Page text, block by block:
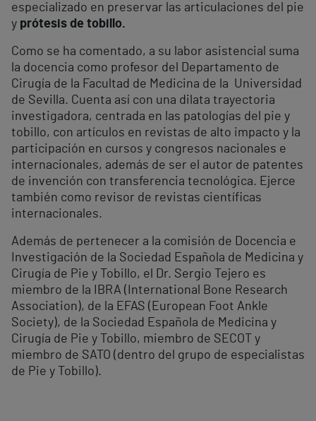
especializado en preservar las articulaciones del pie
y prótesis de tobillo.
Como se ha comentado, a su labor asistencial suma
la docencia como profesor del Departamento de
Cirugía de la Facultad de Medicina de la Universidad
de Sevilla. Cuenta así con una dilata trayectoria
investigadora, centrada en las patologías del pie y
tobillo, con artículos en revistas de alto impacto y la
participación en cursos y congresos nacionales e
internacionales, además de ser el autor de patentes
de invención con transferencia tecnológica. Ejerce
también como revisor de revistas científicas
internacionales.
Además de pertenecer a la comisión de Docencia e
Investigación de la Sociedad Española de Medicina y
Cirugía de Pie y Tobillo, el Dr. Sergio Tejero es
miembro de la IBRA (International Bone Research
Association), de la EFAS (European Foot Ankle
Society), de la Sociedad Española de Medicina y
Cirugía de Pie y Tobillo, miembro de SECOT y
miembro de SATO (dentro del grupo de especialistas
de Pie y Tobillo).